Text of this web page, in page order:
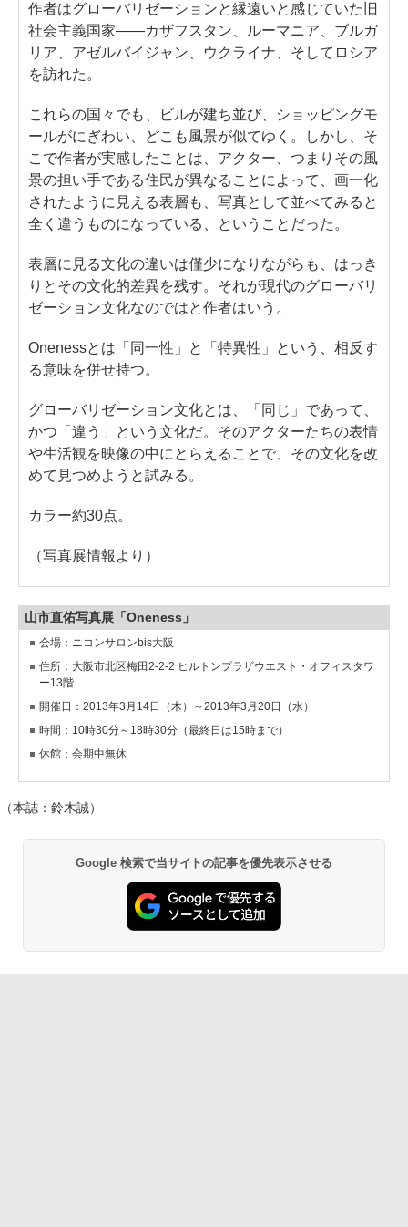
作者はグローバリゼーションと縁遠いと感じていた旧
社会主義国家――カザフスタン、ルーマニア、ブルガ
リア、アゼルバイジャン、ウクライナ、そしてロシア
を訪れた。
これらの国々でも、ビルが建ち並び、ショッピングモ
ールがにぎわい、どこも風景が似てゆく。しかし、そ
こで作者が実感したことは、アクター、つまりその風
景の担い手である住民が異なることによって、画一化
されたように見える表層も、写真として並べてみると
全く違うものになっている、ということだった。
表層に見る文化の違いは僅少になりながらも、はっき
りとその文化的差異を残す。それが現代のグローバリ
ゼーション文化なのではと作者はいう。
Onenessとは「同一性」と「特異性」という、相反す
る意味を併せ持つ。
グローバリゼーション文化とは、「同じ」であって、
かつ「違う」という文化だ。そのアクターたちの表情
や生活観を映像の中にとらえることで、その文化を改
めて見つめようと試みる。
カラー約30点。
（写真展情報より）
山市直佑写真展「Oneness」
会場：ニコンサロンbis大阪
住所：大阪市北区梅田2-2-2 ヒルトンプラザウエスト・オフィスタワ
ー13階
開催日：2013年3月14日（木）～2013年3月20日（水）
時間：10時30分～18時30分（最終日は15時まで）
休館：会期中無休
（本誌：鈴木誠）
Google 検索で当サイトの記事を優先表示させる